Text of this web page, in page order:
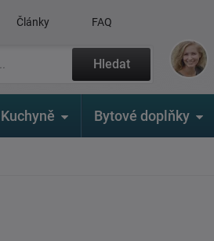
Články FAQ
Hledat
Kuchyně Bytové doplňky